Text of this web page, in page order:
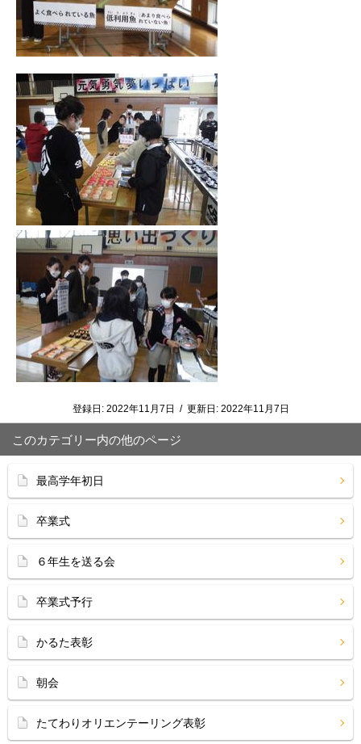
登録日: 2022年11月7日 / 更新日: 2022年11月7日
このカテゴリー内の他のページ
最高学年初日
卒業式
６年生を送る会
卒業式予行
かるた表彰
朝会
たてわりオリエンテーリング表彰